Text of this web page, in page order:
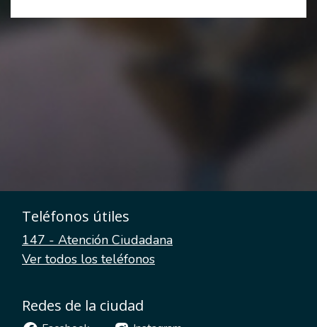
Teléfonos útiles
147 - Atención Ciudadana
Ver todos los teléfonos
Redes de la ciudad